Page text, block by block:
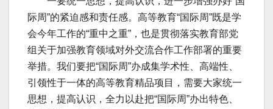
际周”的紧迫感和责任感。高等教育“国际周”既是学
会今年工作的“重中之重”，也是贯彻落实教育部党
组关于加强教育领域对外交流合作工作部署的重要
举措。我们要把“国际周”办成集学术性、高端性、
引领性于一体的高等教育精品项目，需要大家统一
思想，提高认识，全力以赴把“国际周”办出特色、